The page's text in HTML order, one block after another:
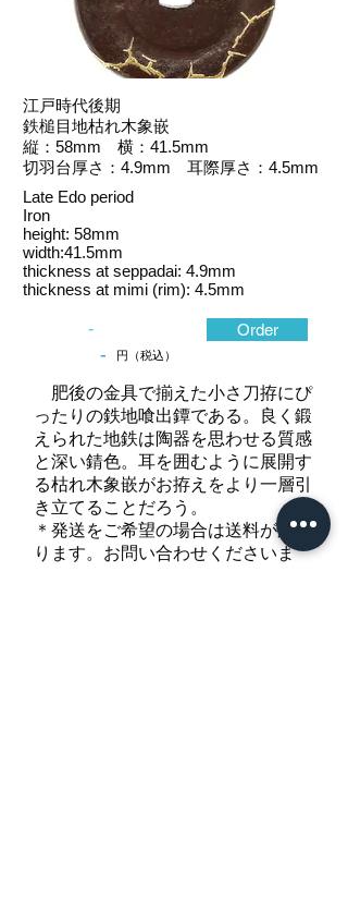
江戸時代後期
鉄槌目地枯れ木象嵌
縦：58mm 横：41.5mm
切羽台厚さ：4.9mm 耳際厚さ：4.5mm
Late Edo period
Iron
height: 58mm
width:41.5mm
thickness at seppadai: 4.9mm
thickness at mimi (rim): 4.5mm
-
- 円（税込）
Order
肥後の金具で揃えた小さ刀拵にぴ
ったりの鉄地喰出鐔である。良く鍛
えられた地鉄は陶器を思わせる質感
と深い錆色。耳を囲むように展開す
る枯れ木象嵌がお拵えをより一層引
き立てることだろう。
＊発送をご希望の場合は送料がかか
ります。お問い合わせくださいま